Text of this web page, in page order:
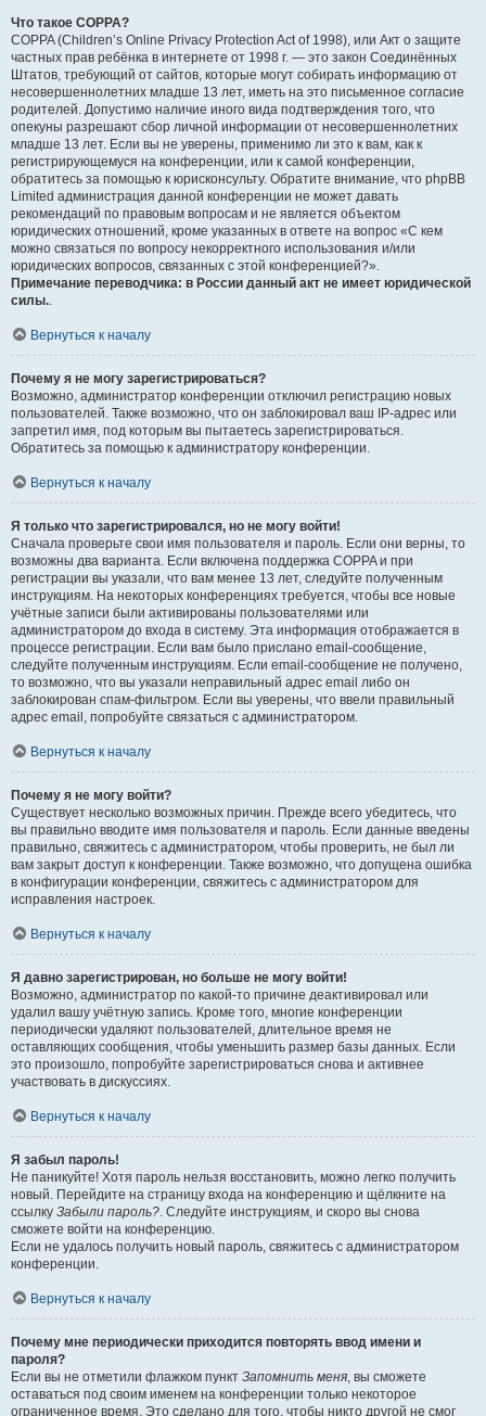
Что такое COPPA?
COPPA (Children’s Online Privacy Protection Act of 1998), или Акт о защите
частных прав ребёнка в интернете от 1998 г. — это закон Соединённых
Штатов, требующий от сайтов, которые могут собирать информацию от
несовершеннолетних младше 13 лет, иметь на это письменное согласие
родителей. Допустимо наличие иного вида подтверждения того, что
опекуны разрешают сбор личной информации от несовершеннолетних
младше 13 лет. Если вы не уверены, применимо ли это к вам, как к
регистрирующемуся на конференции, или к самой конференции,
обратитесь за помощью к юрисконсульту. Обратите внимание, что phpBB
Limited администрация данной конференции не может давать
рекомендаций по правовым вопросам и не является объектом
юридических отношений, кроме указанных в ответе на вопрос «С кем
можно связаться по вопросу некорректного использования и/или
юридических вопросов, связанных с этой конференцией?».
Примечание переводчика: в России данный акт не имеет юридической
силы..
Вернуться к началу
Почему я не могу зарегистрироваться?
Возможно, администратор конференции отключил регистрацию новых
пользователей. Также возможно, что он заблокировал ваш IP-адрес или
запретил имя, под которым вы пытаетесь зарегистрироваться.
Обратитесь за помощью к администратору конференции.
Вернуться к началу
Я только что зарегистрировался, но не могу войти!
Сначала проверьте свои имя пользователя и пароль. Если они верны, то
возможны два варианта. Если включена поддержка COPPA и при
регистрации вы указали, что вам менее 13 лет, следуйте полученным
инструкциям. На некоторых конференциях требуется, чтобы все новые
учётные записи были активированы пользователями или
администратором до входа в систему. Эта информация отображается в
процессе регистрации. Если вам было прислано email-сообщение,
следуйте полученным инструкциям. Если email-сообщение не получено,
то возможно, что вы указали неправильный адрес email либо он
заблокирован спам-фильтром. Если вы уверены, что ввели правильный
адрес email, попробуйте связаться с администратором.
Вернуться к началу
Почему я не могу войти?
Существует несколько возможных причин. Прежде всего убедитесь, что
вы правильно вводите имя пользователя и пароль. Если данные введены
правильно, свяжитесь с администратором, чтобы проверить, не был ли
вам закрыт доступ к конференции. Также возможно, что допущена ошибка
в конфигурации конференции, свяжитесь с администратором для
исправления настроек.
Вернуться к началу
Я давно зарегистрирован, но больше не могу войти!
Возможно, администратор по какой-то причине деактивировал или
удалил вашу учётную запись. Кроме того, многие конференции
периодически удаляют пользователей, длительное время не
оставляющих сообщения, чтобы уменьшить размер базы данных. Если
это произошло, попробуйте зарегистрироваться снова и активнее
участвовать в дискуссиях.
Вернуться к началу
Я забыл пароль!
Не паникуйте! Хотя пароль нельзя восстановить, можно легко получить
новый. Перейдите на страницу входа на конференцию и щёлкните на
ссылку Забыли пароль?. Следуйте инструкциям, и скоро вы снова
сможете войти на конференцию.
Если не удалось получить новый пароль, свяжитесь с администратором
конференции.
Вернуться к началу
Почему мне периодически приходится повторять ввод имени и
пароля?
Если вы не отметили флажком пункт Запомнить меня, вы сможете
оставаться под своим именем на конференции только некоторое
ограниченное время. Это сделано для того, чтобы никто другой не смог